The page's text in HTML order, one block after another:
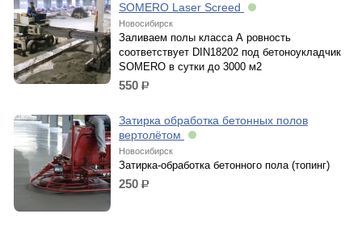
SOMERO Laser Screed
Новосибирск
Заливаем полы класса А ровность
соответствует DIN18202 под бетоноукладчик
SOMERO в сутки до 3000 м2
550 р.
Затирка обработка бетонных полов
вертолётом
Новосибирск
Затирка-обработка бетонного пола (топинг)
250 р.